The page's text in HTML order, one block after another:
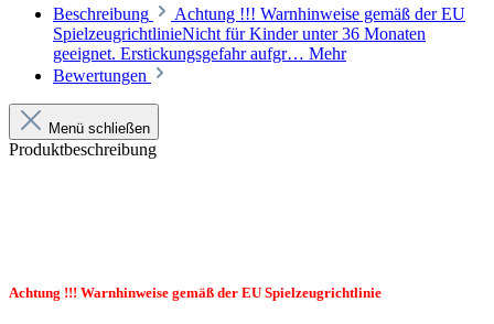
Beschreibung
Achtung !!! Warnhinweise gemäß der EU
SpielzeugrichtlinieNicht für Kinder unter 36 Monaten
geeignet. Erstickungsgefahr aufgr… Mehr
Bewertungen
Menü schließen
Produktbeschreibung
Achtung !!! Warnhinweise gemäß der EU Spielzeugrichtlinie